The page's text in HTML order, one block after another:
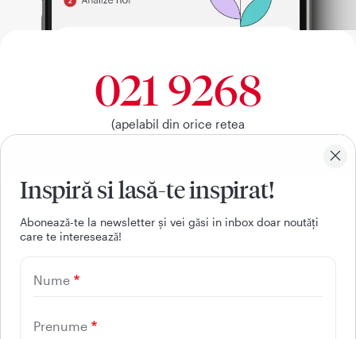
Inspiră si lasă-te inspirat!
Aboneazǎ-te la newsletter și vei gǎsi in inbox doar noutǎți
care te intereseazǎ!
Nume
Prenume
021 9268
(apelabil din orice retea
CONTACT
REGINA MARIA